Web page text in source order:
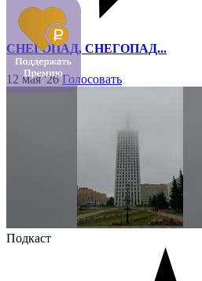
СНЕГОПАД, СНЕГОПАД...
12 мая '26 Голосовать
Подкаст